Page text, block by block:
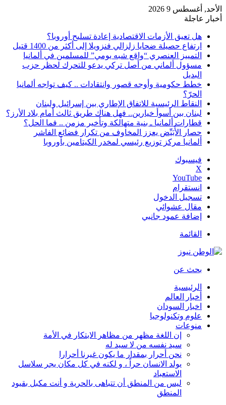
الأحد, أغسطس 9 2026
أخبار عاجلة
هل تعيق الأزمات الاقتصادية إعادة تسليح أوروبا؟
ارتفاع حصيلة ضحايا زلزالي فنزويلا إلى أكثر من 1400 قتيل
التمييز العنصري “واقع شبه يومي” للمسلمين في ألمانيا
مسؤول ألماني من أصل تركي يدعو للتحرك لحظر حزب
البديل
خطط حكومية وأوجه قصور وانتقادات .. كيف تواجه ألمانيا
الحرّ؟
النقاط الرئيسية للاتفاق الإطاري بين إسرائيل ولبنان
لبنان بين أسوأ خيارين.. فهل هناك طريق ثالث أمام بلاد الأرز؟
قطارات ألمانيا ـ بنية متهالكة وتأخير مزمن .. فما الحل؟
حصار الأُبَيِّض يعزز المخاوف من تكرار فضائع الفاشر
ألمانيا مركز توزيع رئيسي لمخدر الكيتامين بأوروبا
فيسبوك
‫X
‫YouTube
انستقرام
تسجيل الدخول
مقال عشوائي
إضافة عمود جانبي
القائمة
بحث عن
الرئيسية
أخبار العالم
اخبار السودان
علوم وتكنولوجيا
منوعات
إن اللغة مظهر من مظاهر الابتكار في الأمة
سيد نفسه من لا سيد له
نحن أحرار بمقدار ما يكون غيرنا أحرارا
يولد الانسان حراً ، و لكنه في كل مكان يجر سلاسل
الاستعباد
ليس من المنطق أن تتباهى بالحرية و أنت مكبل بقيود
المنطق